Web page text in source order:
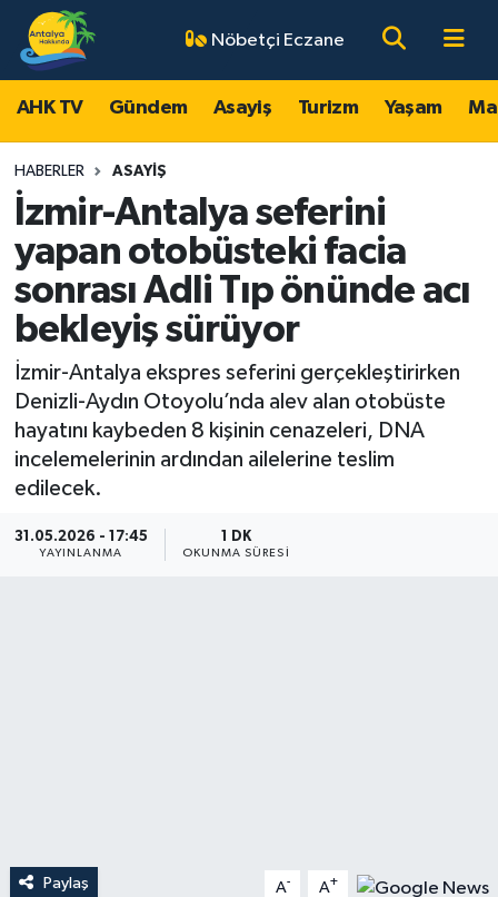
Nöbetçi Eczane
AHK TV Gündem Asayiş Turizm Yaşam
HABERLER ASAYIŞ
İzmir-Antalya seferini
yapan otobüsteki facia
sonrası Adli Tıp önünde acı
bekleyiş sürüyor
İzmir-Antalya ekspres seferini gerçekleştirirken
Denizli-Aydın Otoyolu’nda alev alan otobüste
hayatını kaybeden 8 kişinin cenazeleri, DNA
incelemelerinin ardından ailelerine teslim
edilecek.
31.05.2026 - 17:45
YAYINLANMA
1 DK
OKUNMA SÜRESI
Paylaş A- A+
AHK TV
Gündem
Asayiş
Turizm
Yaşam
Magazin
Ekonomi
Spor
Dünya
Antalya Nöbetçi Eczaneler
Antalya Hava Durumu
Antalya Namaz Vakitleri
Antalya Trafik Yoğunluk Haritası
Süper Lig Puan Durumu ve Fikstür
Tüm Manşetler
Son Dakika Haberleri
Haber Arşivi